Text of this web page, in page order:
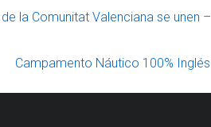
la Comunitat Valenciana se unen –
Campamento Náutico 100% Inglés